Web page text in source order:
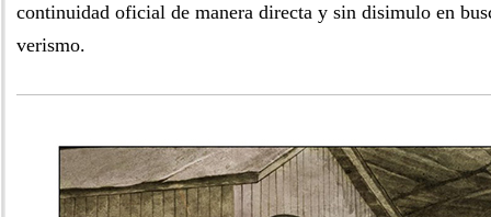
continuidad oficial de manera directa y sin disimulo en
verismo.